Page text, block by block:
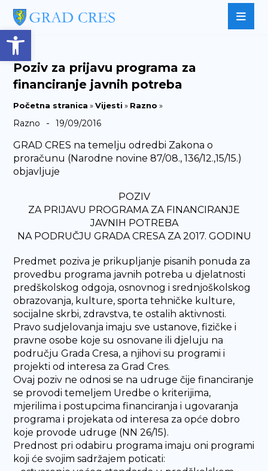
Open toolbar
Poziv za prijavu programa za
financiranje javnih potreba
Početna stranica »Vijesti » Razno »
Razno - 19/09/2016
GRAD CRES na temelju odredbi Zakona o
proračunu (Narodne novine 87/08., 136/12.,15/15.)
objavljuje
POZIV
ZA PRIJAVU PROGRAMA ZA FINANCIRANJE
JAVNIH POTREBA
NA PODRUČJU GRADA CRESA ZA 2017. GODINU
Predmet poziva je prikupljanje pisanih ponuda za
provedbu programa javnih potreba u djelatnosti
predškolskog odgoja, osnovnog i srednjoškolskog
obrazovanja, kulture, sporta tehničke kulture,
socijalne skrbi, zdravstva, te ostalih aktivnosti.
Pravo sudjelovanja imaju sve ustanove, fizičke i
pravne osobe koje su osnovane ili djeluju na
području Grada Cresa, a njihovi su programi i
projekti od interesa za Grad Cres.
Ovaj poziv ne odnosi se na udruge čije financiranje
se provodi temeljem Uredbe o kriterijima,
mjerilima i postupcima financiranja i ugovaranja
programa i projekata od interesa za opće dobro
koje provode udruge (NN 26/15).
Prednost pri odabiru programa imaju oni programi
koji će svojim sadržajem poticati: